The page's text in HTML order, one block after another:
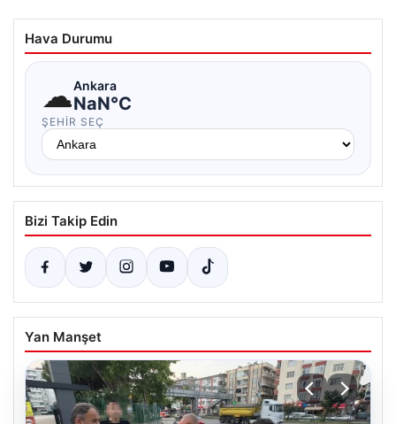
Hava Durumu
☁Ankara
NaN°C
ŞEHIR SEÇ
Bizi Takip Edin
Yan Manşet